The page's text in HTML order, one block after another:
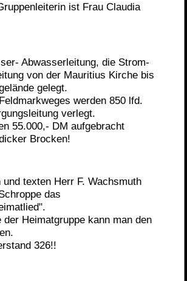
ist Frau Claudia
Abwasserleitung, die Strom-
von der Mauritius Kirche bis
gelegt.
werden 850 lfd.
verlegt.
55.000,- DM aufgebracht
Brocken!
und texten Herr F. Wachsmuth
das
der Heimatgruppe kann man den
326!!